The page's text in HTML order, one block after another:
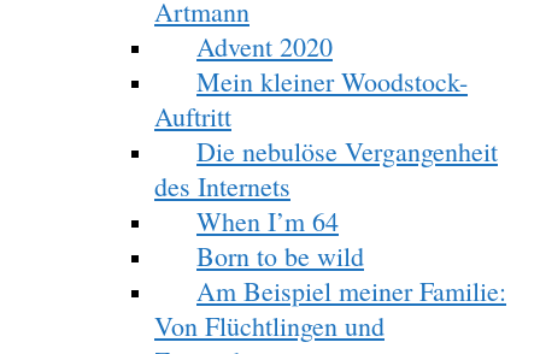
Artmann
Advent 2020
Mein kleiner Woodstock-
Auftritt
Die nebulöse Vergangenheit
des Internets
When I’m 64
Born to be wild
Am Beispiel meiner Familie:
Von Flüchtlingen und